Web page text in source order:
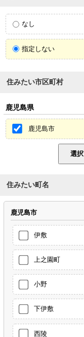
なし
指定しない
住みたい市区町村
鹿児島県
鹿児島市
住みたい町名
鹿児島市
伊敷
上之園町
小野
下伊敷
西陵